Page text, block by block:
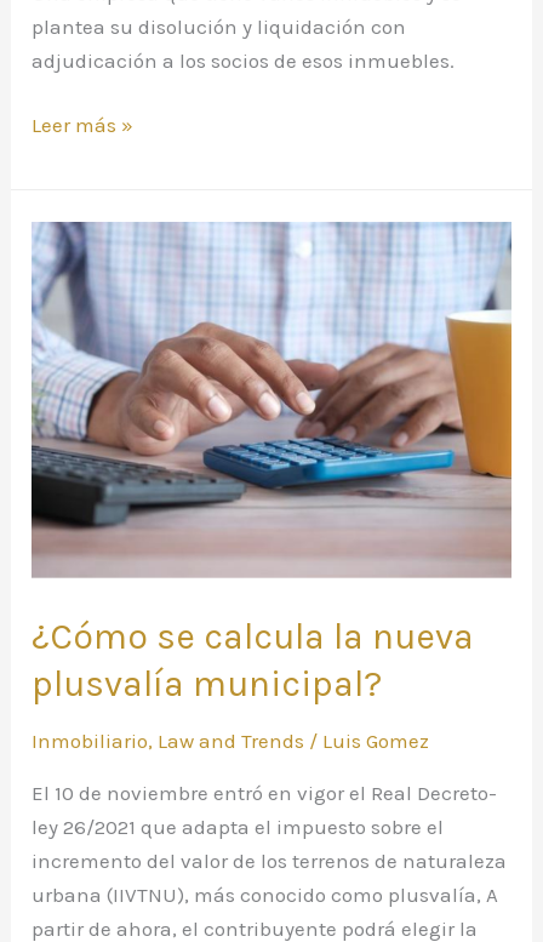
plantea su disolución y liquidación con
adjudicación a los socios de esos inmuebles.
Leer más »
¿Cómo se calcula la nueva
plusvalía municipal?
Inmobiliario, Law and Trends / Luis Gomez
El 10 de noviembre entró en vigor el Real Decreto-
ley 26/2021 que adapta el impuesto sobre el
incremento del valor de los terrenos de naturaleza
urbana (IIVTNU), más conocido como plusvalía, A
partir de ahora, el contribuyente podrá elegir la
¿Cómo
se
calcula
la
nueva
plusvalía
municipal?